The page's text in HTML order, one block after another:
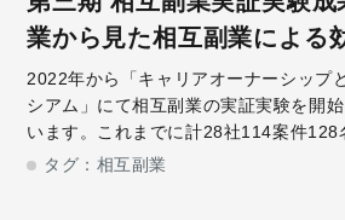
業から見た相互副業による
2022年から「キャリアオーナーシップ
シアム」にて相互副業の実証実験を開
います。これまでに計28社114案件128
相互副業が誕生しました。今回は相互
タグ： 相互副業